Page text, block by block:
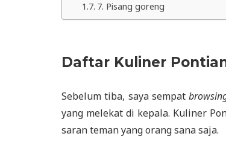
7. Pisang goreng
Daftar Kuliner
Sebelum tiba, saya sempat
yang melekat di kepala. Kuliner
saran teman yang orang sana saja.